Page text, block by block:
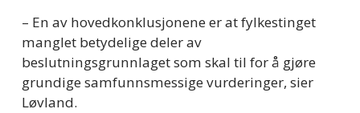
– En av hovedkonklusjonene er at fylkestinget
manglet betydelige deler av
beslutningsgrunnlaget som skal til for å gjøre
grundige samfunnsmessige vurderinger, sier
Løvland.